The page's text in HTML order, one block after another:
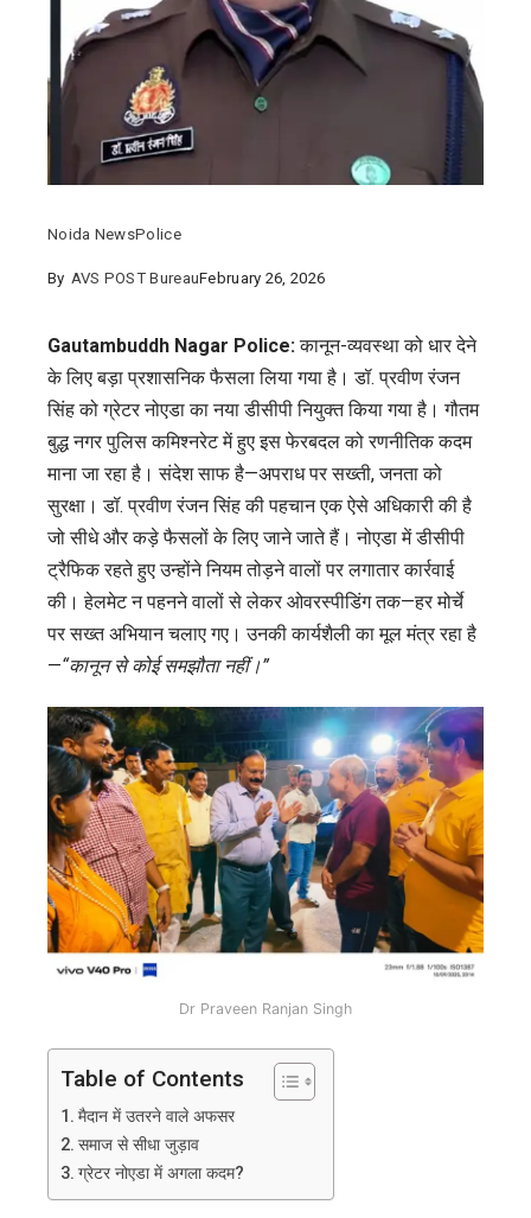
Noida NewsPolice
By AVS POST BureauFebruary 26, 2026
Gautambuddh Nagar Police:कानून-व्यवस्था को धार देने
के लिए बड़ा प्रशासनिक फैसला लिया गया है।डॉ. प्रवीण रंजन
सिंहको ग्रेटर नोएडा का नया डीसीपी नियुक्त किया गया है।गौतम
बुद्ध नगर पुलिस कमिश्नरेटमें हुए इस फेरबदल को रणनीतिक कदम
माना जा रहा है। संदेश साफ है—अपराध पर सख्ती, जनता को
सुरक्षा। डॉ. प्रवीण रंजन सिंह की पहचान एक ऐसे अधिकारी की है
जो सीधे और कड़े फैसलों के लिए जाने जाते हैं। नोएडा में डीसीपी
ट्रैफिक रहते हुए उन्होंने नियम तोड़ने वालों पर लगातार कार्रवाई
की। हेलमेट न पहनने वालों से लेकर ओवरस्पीडिंग तक—हर मोर्चे
पर सख्त अभियान चलाए गए। उनकी कार्यशैली का मूल मंत्र रहा है
—“कानून से कोई समझौता नहीं।”
Dr Praveen Ranjan Singh
Table of Contents
मैदान में उतरने वाले अफसर
समाज से सीधा जुड़ाव
ग्रेटर नोएडा में अगला कदम?